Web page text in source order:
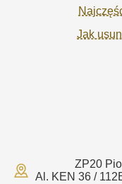
Jak
ZP20
Al. KEN 36 /